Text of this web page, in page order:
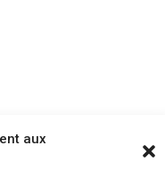
aux
PAR